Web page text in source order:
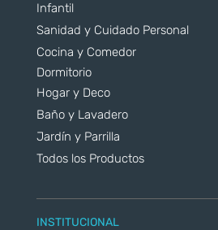
Infantil
Sanidad y Cuidado Personal
Cocina y Comedor
Dormitorio
Hogar y Deco
Baño y Lavadero
Jardín y Parrilla
Todos los Productos
INSTITUCIONAL